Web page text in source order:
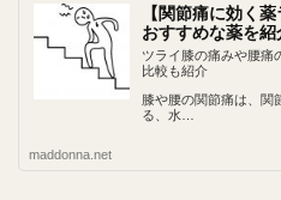
【関節痛に効く
おすすめな薬を紹
ツライ膝の痛みや腰痛
比較も紹介
膝や腰の関節痛は、関
る、水…
maddonna.net